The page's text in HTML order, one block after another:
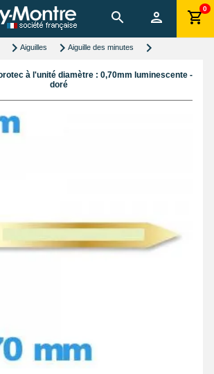
0
Aiguilles Aiguille des minutes
à l'unité diamètre : 0,70mm luminescente -
doré